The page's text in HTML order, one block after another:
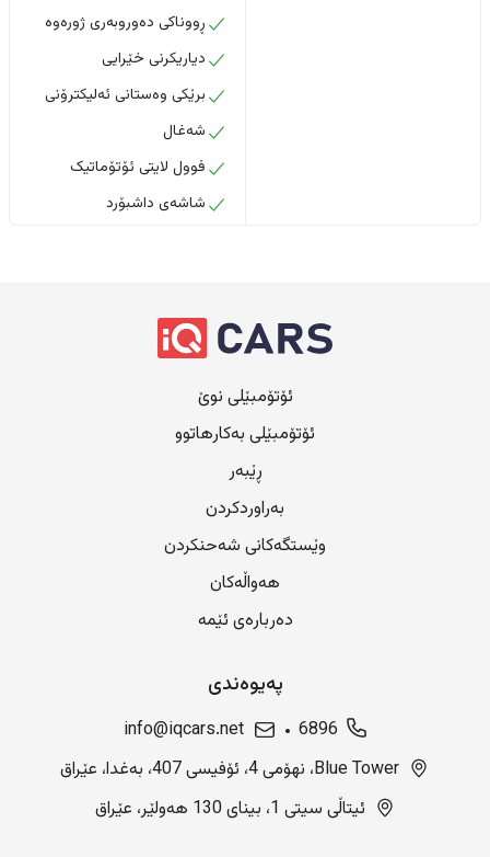
ڕووناکی دەوروبەری ژورەوە
دیاریکرنی خێرایی
برێکی وەستانی ئەلیکترۆنی
شەغال
فوول لایتی ئۆتۆماتیک
شاشەی داشبۆرد
ئۆتۆمبێلی نوێ
ئۆتۆمبێلی بەکارهاتوو
ڕێبەر
بەراوردکردن
وێستگەکانی شەحنکردن
هەواڵەکان
دەربارەی ئێمە
پەیوەندی
6896
info@iqcars.net
Blue Tower، نهۆمی 4، ئۆفیسی 407، بەغدا، عێراق
ئیتاڵی سیتی 1، بینای 130 هەولێر، عێراق